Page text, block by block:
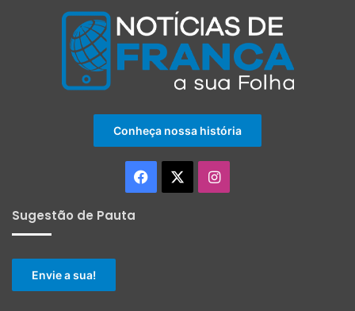
Conheça nossa história
Facebook Instagram
Sugestão de Pauta
Envie a sua!